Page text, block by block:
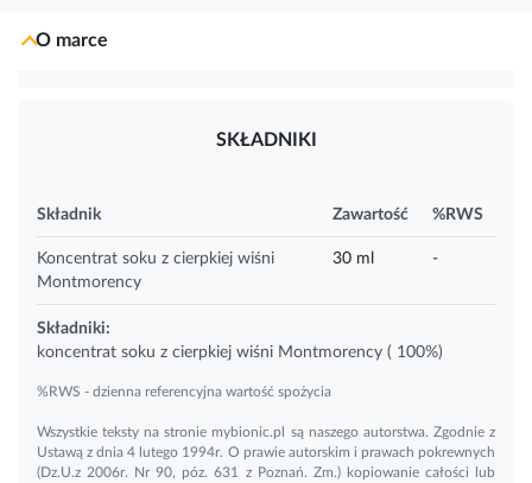
O marce
SKŁADNIKI
Składnik Zawartość %RWS
Koncentrat soku z cierpkiej wiśni
Montmorency
30 ml -
Składniki:
koncentrat soku z cierpkiej wiśni Montmorency ( 100%)
%RWS - dzienna referencyjna wartość spożycia
Wszystkie teksty na stronie mybionic.pl są naszego autorstwa. Zgodnie z
Ustawą z dnia 4 lutego 1994r. O prawie autorskim i prawach pokrewnych
(Dz.U.z 2006r. Nr 90, póz. 631 z Poznań. Zm.) kopiowanie całości lub